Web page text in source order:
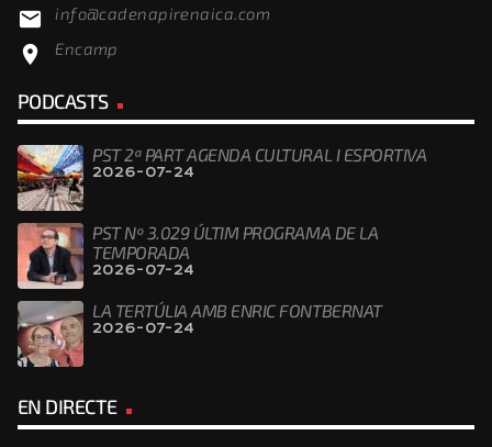
email info@cadenapirenaica.com
location_on Encamp
PODCASTS
PST 2ª PART AGENDA CULTURAL I ESPORTIVA
2026-07-24
PST Nº 3.029 ÚLTIM PROGRAMA DE LA
TEMPORADA
2026-07-24
LA TERTÚLIA AMB ENRIC FONTBERNAT
2026-07-24
EN DIRECTE